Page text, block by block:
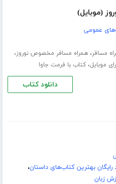
(موبایل)
عمومی
مسافر،همراه مسافر مخصوص نوروز،
موبایل،کتاب با فرمت جاوا
دانلود کتاب
رایگان بهترین کتاب‌های داستان،
زبان